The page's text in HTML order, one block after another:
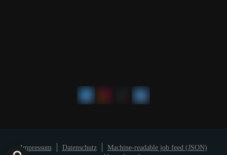
Impressum Datenschutz
Machine-readable job feed (JSON)